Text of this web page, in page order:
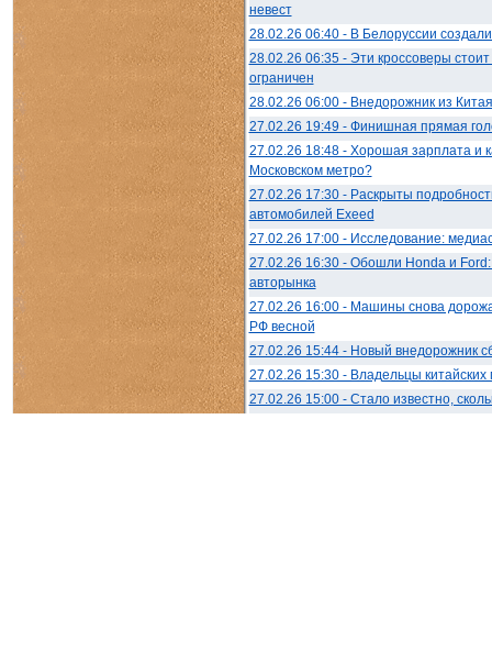
невест
28.02.26 06:40 - В Белоруссии
28.02.26 06:35 - Эти кроссоверы
ограничен
28.02.26 06:00 - Внедорожник из
27.02.26 19:49 - Финишная прямая
27.02.26 18:48 - Хорошая зарплата и
Московском метро?
27.02.26 17:30 - Раскрыты
автомобилей Exeed
27.02.26 17:00 - Исследование:
27.02.26 16:30 - Обошли Honda и Ford:
авторынка
27.02.26 16:00 - Машины снова
РФ весной
27.02.26 15:44 - Новый внедорожник
27.02.26 15:30 - Владельцы
27.02.26 15:00 - Стало известно,